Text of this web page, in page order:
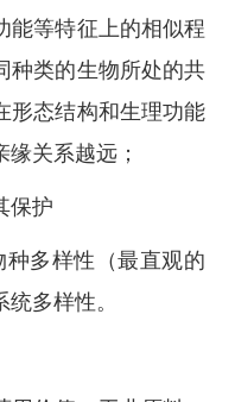
能等特征上的相似程
种类的生物所处的共
形态结构和生理功能
关系越远；
保护
多样性（最直观的
多样性。